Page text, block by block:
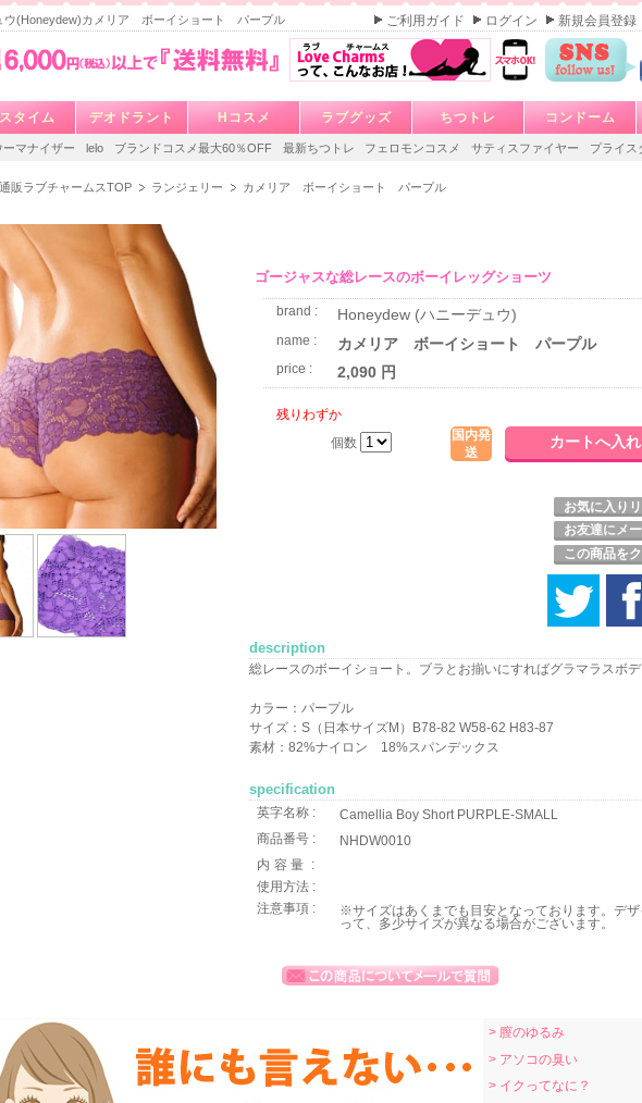
ウ(Honeydew)カメリア ボーイショート パープル ご利用ガイド ログイン 新規会員登録
タイム デオドラント Hコスメ ラブグッズ ちつトレ コンドーム
ーマナイザー lelo ブランドコスメ最大60％OFF 最新ちつトレ フェロモンコスメ サティスファイヤー プライス
販ラブチャームスTOP ランジェリー カメリア ボーイショート パープル
ゴージャスな総レースのボーイレッグショーツ
brand : Honeydew (ハニーデュウ)
name : カメリア ボーイショート パープル
price : 2,090 円
残りわずか
個数
国内発
送
お気に入り
お友達にメ
この商品を
description
総レースのボーイショート。ブラとお揃いにすればグラマラスボデ
カラー：パープル
サイズ：S（日本サイズM）B78-82 W58-62 H83-87
素材：82%ナイロン 18%スパンデックス
specification
英字名称 :
Camellia Boy Short PURPLE-SMALL
商品番号 :
NHDW0010
内容量 :
使用方法 :
注意事項 :
※サイズはあくまでも目安となっております。デザ
って、多少サイズが異なる場合がございます。
> 膣のゆるみ
> アソコの臭い
> イクってなに？